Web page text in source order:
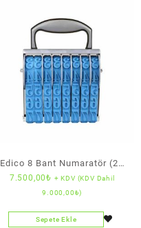
Edico 8 Bant Numaratör (24
mm Rakam Boyu)
7.500,00₺ + KDV (KDV Dahil
9.000,00₺)
Sepete Ekle